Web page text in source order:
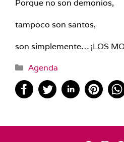
Porque no son demonios,
tampoco son santos,
son simplemente… ¡LOS
Categorías
Agenda